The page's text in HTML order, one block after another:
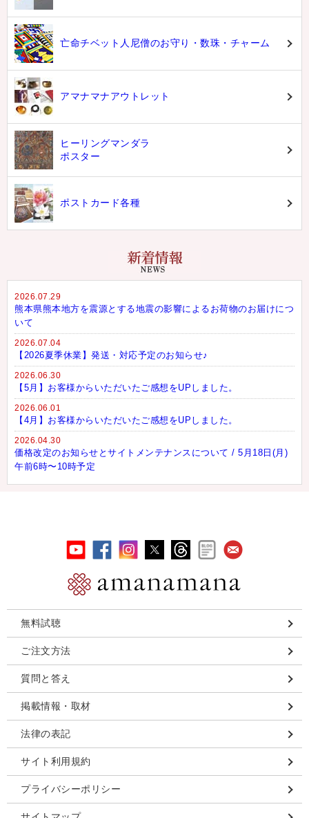
亡命チベット人尼僧のお守り・数珠・チャーム
アマナマナアウトレット
ヒーリングマンダラ
ポスター
ポストカード各種
2026.07.29
熊本県熊本地方を震源とする地震の影響によるお荷物のお届けにつ
いて
2026.07.04
【2026夏季休業】発送・対応予定のお知らせ♪
2026.06.30
【5月】お客様からいただいたご感想をUPしました。
2026.06.01
【4月】お客様からいただいたご感想をUPしました。
2026.04.30
価格改定のお知らせとサイトメンテナンスについて / 5月18日(月)
午前6時〜10時予定
無料試聴
ご注文方法
質問と答え
掲載情報・取材
法律の表記
サイト利用規約
プライバシーポリシー